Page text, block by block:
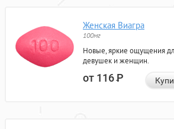
Женская Виагра
100мг
Новые, яркие ощущения
девушек и женщин.
от 116Р